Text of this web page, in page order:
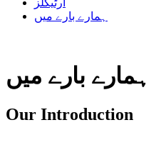
آرٹیکلز
ہمارے بارے میں
ہمارے بارے میں
Our Introduction